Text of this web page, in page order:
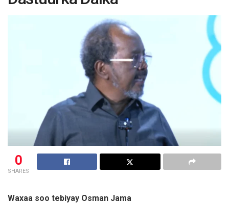
0
SHARES
Waxaa soo tebiyay Osman Jama